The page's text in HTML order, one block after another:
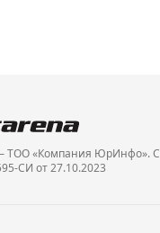
ТОО «Компания ЮрИнфо».
СИ от 27.10.2023